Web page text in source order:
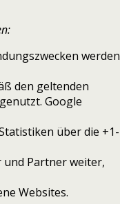
werden
den geltenden
Google
über die +1-
Partner weiter,
Websites.